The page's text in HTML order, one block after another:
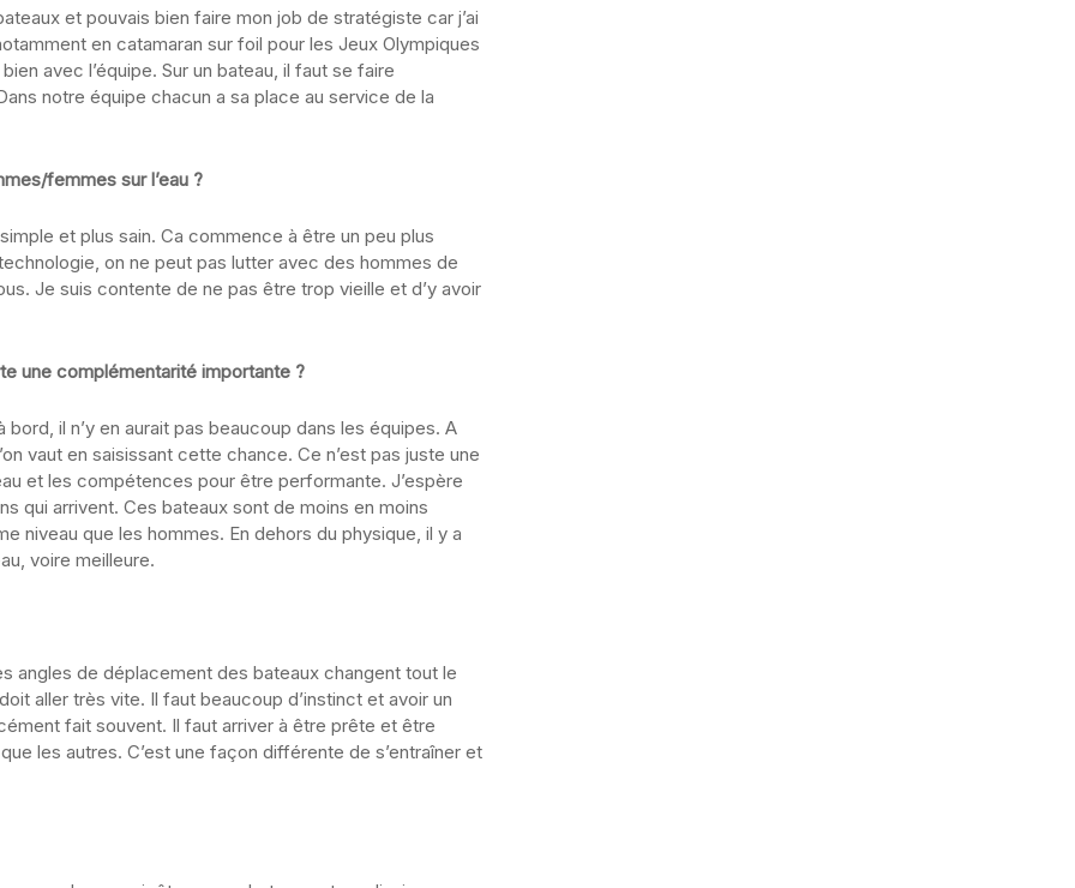
et pouvais bien faire mon job de stratégiste car j’ai
en catamaran sur foil pour les Jeux Olympiques
avec l’équipe. Sur un bateau, il faut se faire
notre équipe chacun a sa place au service de la
femmes sur l’eau ?
et plus sain. Ca commence à être un peu plus
on ne peut pas lutter avec des hommes de
Je suis contente de ne pas être trop vieille et d’y avoir
une complémentarité importante ?
il n’y en aurait pas beaucoup dans les équipes. A
vaut en saisissant cette chance. Ce n’est pas juste une
et les compétences pour être performante. J’espère
qui arrivent. Ces bateaux sont de moins en moins
niveau que les hommes. En dehors du physique, il y a
voire meilleure.
angles de déplacement des bateaux changent tout le
aller très vite. Il faut beaucoup d’instinct et avoir un
fait souvent. Il faut arriver à être prête et être
les autres. C’est une façon différente de s’entraîner et